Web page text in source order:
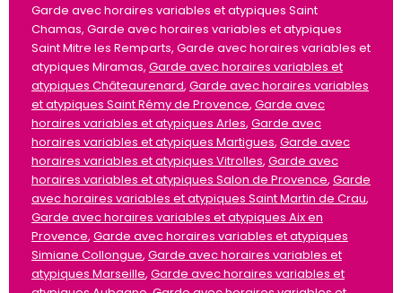
Garde avec horaires variables et atypiques Saint
Chamas, Garde avec horaires variables et atypiques
Saint Mitre les Remparts, Garde avec horaires variables et
atypiques Miramas, Garde avec horaires variables et
atypiques Châteaurenard, Garde avec horaires variables
et atypiques Saint Rémy de Provence, Garde avec
horaires variables et atypiques Arles, Garde avec
horaires variables et atypiques Martigues, Garde avec
horaires variables et atypiques Vitrolles, Garde avec
horaires variables et atypiques Salon de Provence, Garde
avec horaires variables et atypiques Saint Martin de Crau,
Garde avec horaires variables et atypiques Aix en
Provence, Garde avec horaires variables et atypiques
Simiane Collongue, Garde avec horaires variables et
atypiques Marseille, Garde avec horaires variables et